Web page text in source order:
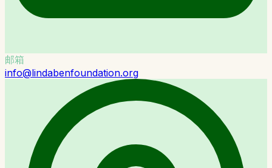
邮箱
info@lindabenfoundation.org